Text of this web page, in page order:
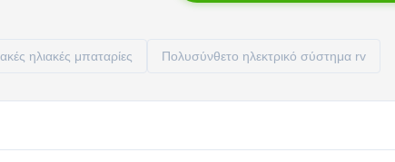
ηλιακές μπαταρίες Πολυσύνθετο ηλεκτρικό σύστημα rv